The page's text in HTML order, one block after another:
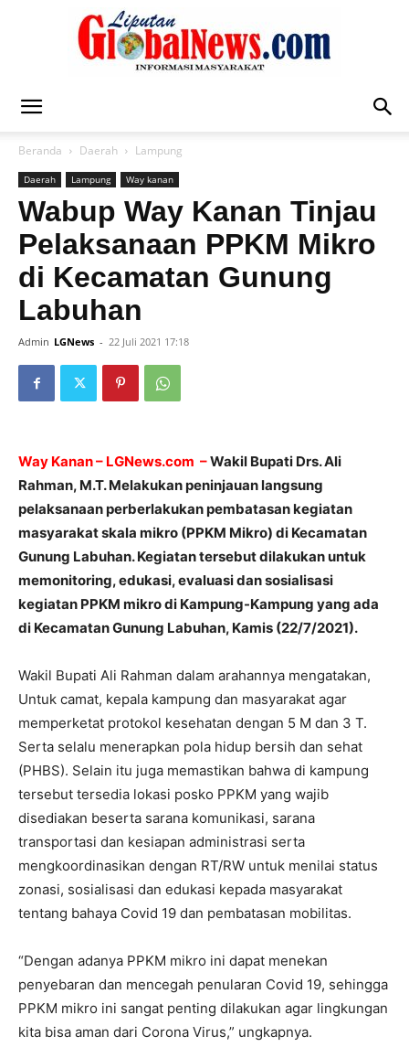
Global
News
Beranda Daerah Lampung
Daerah Lampung Way kanan
Wabup Way Kanan Tinjau
Pelaksanaan PPKM Mikro
di Kecamatan Gunung
Labuhan
Admin LGNews - 22 Juli 2021 17:18
Way Kanan – LGNews.com –Wakil Bupati Drs. Ali
Rahman, M.T. Melakukan peninjauan langsung
pelaksanaan perberlakukan pembatasan kegiatan
masyarakat skala mikro (PPKM Mikro) di Kecamatan
Gunung Labuhan. Kegiatan tersebut dilakukan untuk
memonitoring, edukasi, evaluasi dan sosialisasi
kegiatan PPKM mikro di Kampung-Kampung yang ada
di Kecamatan Gunung Labuhan, Kamis (22/7/2021).
Wakil Bupati Ali Rahman dalam arahannya mengatakan,
Untuk camat, kepala kampung dan masyarakat agar
memperketat protokol kesehatan dengan 5 M dan 3 T.
Serta selalu menerapkan pola hidup bersih dan sehat
(PHBS). Selain itu juga memastikan bahwa di kampung
tersebut tersedia lokasi posko PPKM yang wajib
disediakan beserta sarana komunikasi, sarana
transportasi dan kesiapan administrasi serta
mengkoordinasikan dengan RT/RW untuk menilai status
zonasi, sosialisasi dan edukasi kepada masyarakat
tentang bahaya Covid 19 dan pembatasan mobilitas.
“Dengan adanya PPKM mikro ini dapat menekan
penyebaran dan mencegah penularan Covid 19, sehingga
PPKM mikro ini sangat penting dilakukan agar lingkungan
kita bisa aman dari Corona Virus,” ungkapnya.